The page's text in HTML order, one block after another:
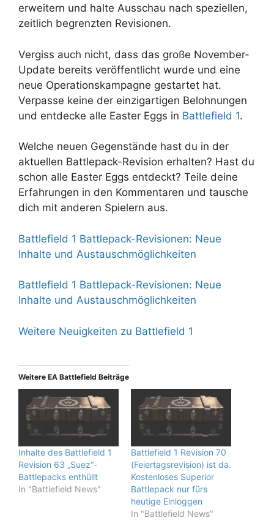
erweitern und halte Ausschau nach speziellen,
zeitlich begrenzten Revisionen.
Vergiss auch nicht, dass das große November-
Update bereits veröffentlicht wurde und eine
neue Operationskampagne gestartet hat.
Verpasse keine der einzigartigen Belohnungen
und entdecke alle Easter Eggs in Battlefield 1.
Welche neuen Gegenstände hast du in der
aktuellen Battlepack-Revision erhalten? Hast du
schon alle Easter Eggs entdeckt? Teile deine
Erfahrungen in den Kommentaren und tausche
dich mit anderen Spielern aus.
Battlefield 1 Battlepack-Revisionen: Neue
Inhalte und Austauschmöglichkeiten
Battlefield 1 Battlepack-Revisionen: Neue
Inhalte und Austauschmöglichkeiten
Weitere Neuigkeiten zu Battlefield 1
Weitere EA Battlefield Beiträge
Inhalte des Battlefield 1
Revision 63 „Suez“-
Battlepacks enthüllt
In "Battlefield News"
Battlefield 1 Revision 70
(Feiertagsrevision) ist da.
Kostenloses Superior
Battlepack nur fürs
heutige Einloggen
In "Battlefield News"